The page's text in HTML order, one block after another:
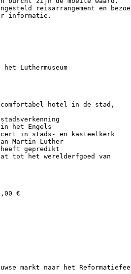
reisarrangement en
informatie.
Luthermuseum
comfortabel hotel in de stad,
het Engels
in stads- en kasteelkerk
Martin Luther
gepredikt
tot het werelderfgoed van
€
markt naar het